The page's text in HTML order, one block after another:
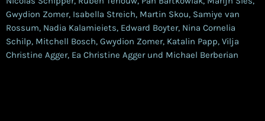
Gwydion Zomer, Isabella Streich, Martin Skou, Samiye van
Rossum, Nadia Kalamieiets, Edward Boyter, Nina Cornelia
Schilp, Mitchell Bosch, Gwydion Zomer, Katalin Papp, Vilja
Christine Agger, Ea Christine Agger und Michael Berberian